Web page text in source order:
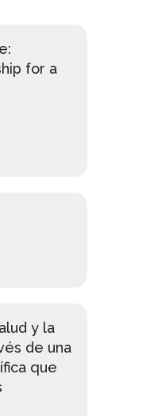
for a
y la
de una
que